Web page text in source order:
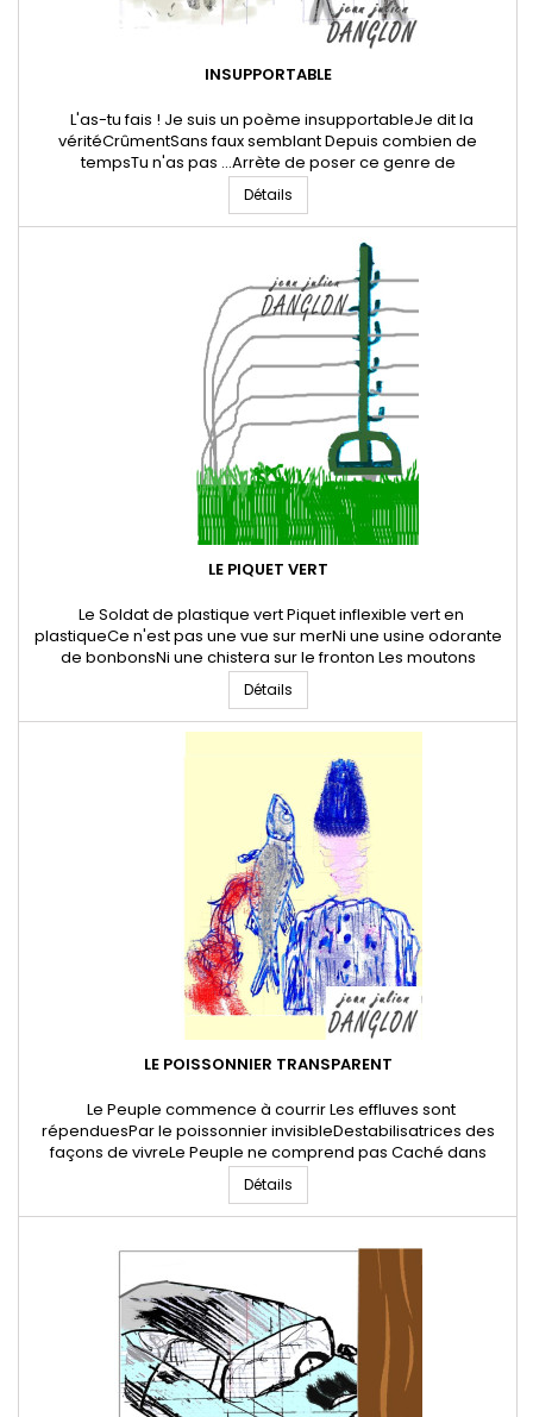
INSUPPORTABLE
L'as-tu fais ! Je suis un poème insupportableJe dit la
véritéCrûmentSans faux semblant Depuis combien de
tempsTu n'as pas ...Arrète de poser ce genre de
questionPourquoi tu as honte ? As-tu fait ce que tu
projetaisNon tu le sais bienOui mais avoue le Non tu m'ennuis
Pourquoi tu es allé à Chambon-le-ChâteauCela ne te
regarde pasBien sûrMais je m'en...
Détails
LE PIQUET VERT
Le Soldat de plastique vert Piquet inflexible vert en
plastiqueCe n'est pas une vue sur merNi une usine odorante
de bonbonsNi une chistera sur le fronton Les moutons
mérinosNe sont pas des bourricosDociles ils broutent
l'atmosphèreLe piquet vert supporte le fil de fer Le piquet
comme un pied de pirschAjuste sa domination forticheEn
Détails
LE POISSONNIER TRANSPARENT
Le Peuple commence à courrir Les effluves sont
répenduesPar le poissonnier invisibleDestabilisatrices des
façons de vivreLe Peuple ne comprend pas Caché dans
l'invisibleLe poissonnier ouvre les bêtesLes évissaires
gluantes et rougesTapissent le pays Le Peuple commence à
courrirLa peur poissonnièreContamine la masse des
Détails